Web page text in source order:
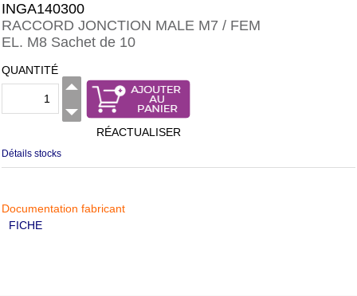
INGA140300
RACCORD JONCTION MALE M7 / FEM
EL. M8 Sachet de 10
QUANTITÉ
RÉACTUALISER
Détails stocks
Documentation fabricant
FICHE